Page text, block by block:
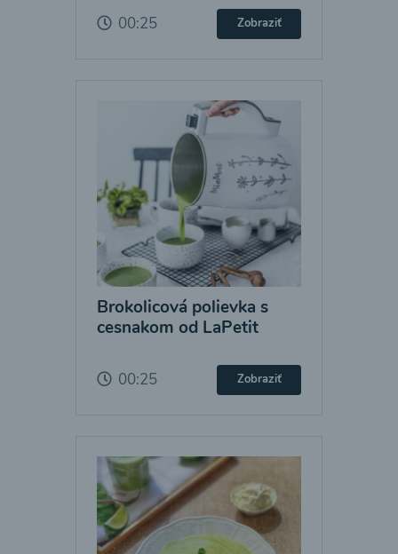
00:25 Zobraziť
Brokolicová polievka s
cesnakom od LaPetit
00:25 Zobraziť